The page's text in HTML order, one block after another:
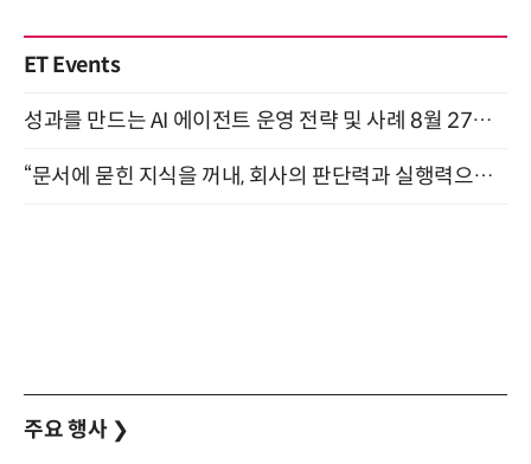
ET Events
성과를 만드는 AI 에이전트 운영 전략 및 사례 8월 27일 개최
“문서에 묻힌 지식을 꺼내, 회사의 판단력과 실행력으로 바꾸다” (8/20)
주요 행사 ❯